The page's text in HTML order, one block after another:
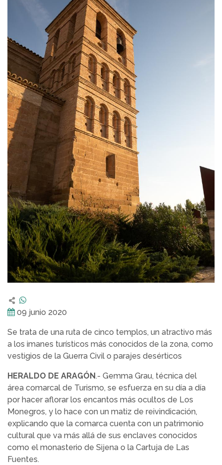
09 junio 2020
Se trata de una ruta de cinco templos, un atractivo más
a los imanes turísticos más conocidos de la zona, como
vestigios de la Guerra Civil o parajes desérticos
HERALDO DE ARAGÓN.- Gemma Grau, técnica del
área comarcal de Turismo, se esfuerza en su día a día
por hacer aflorar los encantos más ocultos de Los
Monegros, y lo hace con un matiz de reivindicación,
explicando que la comarca cuenta con un patrimonio
cultural que va más allá de sus enclaves conocidos
como el monasterio de Sijena o la Cartuja de Las
Fuentes.